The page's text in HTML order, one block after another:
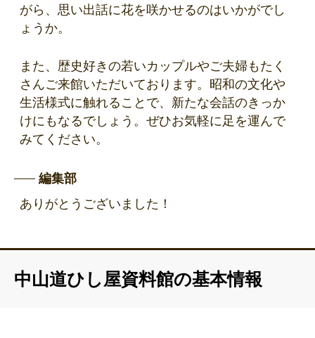
がら、思い出話に花を咲かせるのはいかがでし
ょうか。
また、歴史好きの若いカップルやご夫婦もたく
さんご来館いただいております。昭和の文化や
生活様式に触れることで、新たな会話のきっか
けにもなるでしょう。ぜひお気軽に足を運んで
みてください。
編集部
ありがとうございました！
中山道ひし屋資料館の基本情報